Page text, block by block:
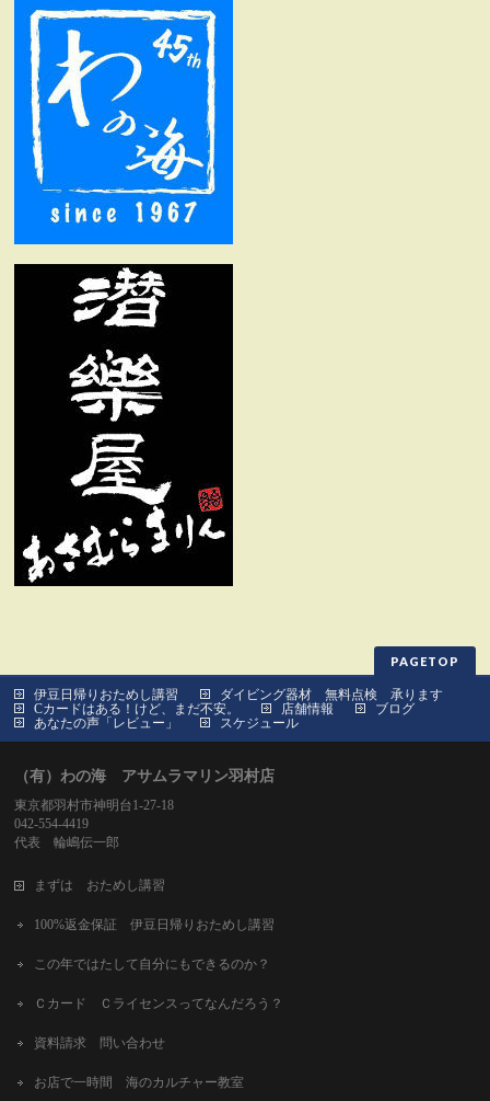
PAGETOP
伊豆日帰りおためし講習
ダイビング器材 無料点検 承ります
Cカードはある！けど、まだ不安。
店舗情報
ブログ
あなたの声「レビュー」
スケジュール
（有）わの海 アサムラマリン羽村店
東京都羽村市神明台1-27-18
042-554-4419
代表 輪嶋伝一郎
まずは おためし講習
100%返金保証 伊豆日帰りおためし講習
この年ではたして自分にもできるのか？
Ｃカード Ｃライセンスってなんだろう？
資料請求 問い合わせ
お店で一時間 海のカルチャー教室